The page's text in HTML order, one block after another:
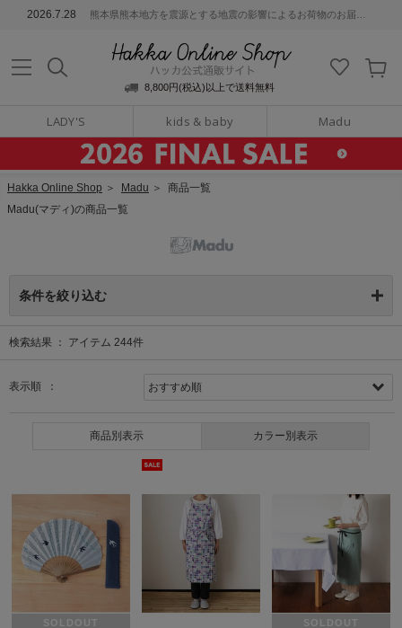
2026.7.28 熊本県熊本地方を震源とする地震の影響によるお荷物のお届けについて
8,800円(税込)以上で送料無料
LADY'S kids & baby Madu
通販サイト
Hakka Online Shop ＞ Madu ＞ 商品一覧
Madu(マディ)の商品一覧
条件を絞り込む
検索結果 ： アイテム 244件
表示順 ：
商品別表示 カラー別表示
SOLDOUT SOLDOUT